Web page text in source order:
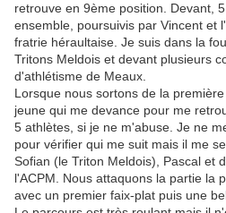
retrouve en 9ème position. Devant,
ensemble, poursuivis par Vincent et
fratrie héraultaise. Je suis dans la
Tritons Meldois et devant plusieurs
d'athlétisme de Meaux.
Lorsque nous sortons de la
jeune qui me devance pour me
5 athlètes, si je ne m'abuse. Je ne
pour vérifier qui me suit mais il me
Sofian (le Triton Meldois), Pascal et
l'ACPM. Nous attaquons la partie la
avec un premier faix-plat puis une